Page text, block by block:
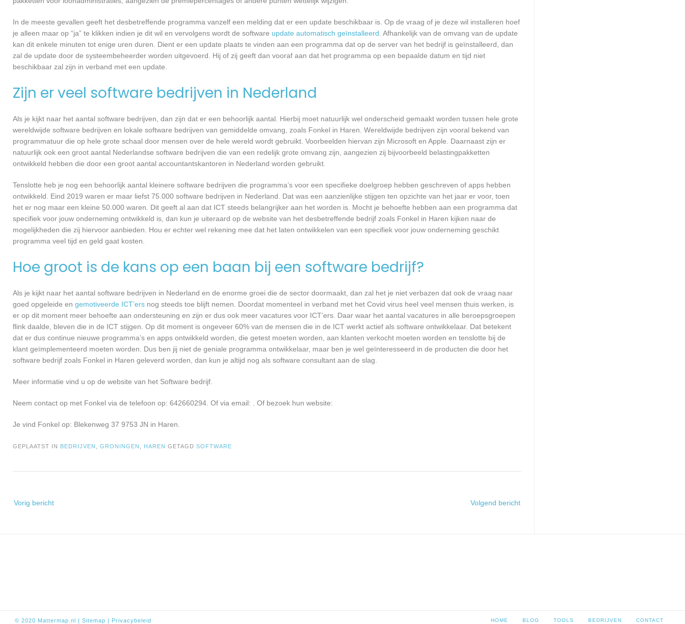
In de meeste gevallen geeft het desbetreffende programma vanzelf een melding dat er een update beschikbaar is. Op de vraag of je deze wil installeren hoef
je alleen maar op “ja” te klikken indien je dit wil en vervolgens wordt de software update automatisch geïnstalleerd . Afhankelijk van de omvang van de update
kan dit enkele minuten tot enige uren duren. Dient er een update plaats te vinden aan een programma dat op de server van het bedrijf is geïnstalleerd, dan
zal de update door de systeembeheerder worden uitgevoerd. Hij of zij geeft dan vooraf aan dat het programma op een bepaalde datum en tijd niet
beschikbaar zal zijn in verband met een update.
Zijn er veel software bedrijven in Nederland
Als je kijkt naar het aantal software bedrijven, dan zijn dat er een behoorlijk aantal. Hierbij moet natuurlijk wel onderscheid gemaakt worden tussen hele grote
wereldwijde software bedrijven en lokale software bedrijven van gemiddelde omvang, zoals Fonkel in Haren. Wereldwijde bedrijven zijn vooral bekend van
programmatuur die op hele grote schaal door mensen over de hele wereld wordt gebruikt. Voorbeelden hiervan zijn Microsoft en Apple. Daarnaast zijn er
natuurlijk ook een groot aantal Nederlandse software bedrijven die van een redelijk grote omvang zijn, aangezien zij bijvoorbeeld belastingpakketten
ontwikkeld hebben die door een groot aantal accountantskantoren in Nederland worden gebruikt.
Tenslotte heb je nog een behoorlijk aantal kleinere software bedrijven die programma’s voor een specifieke doelgroep hebben geschreven of apps hebben
ontwikkeld. Eind 2019 waren er maar liefst 75.000 software bedrijven in Nederland. Dat was een aanzienlijke stijgen ten opzichte van het jaar er voor, toen
het er nog maar een kleine 50.000 waren. Dit geeft al aan dat ICT steeds belangrijker aan het worden is. Mocht je behoefte hebben aan een programma dat
specifiek voor jouw onderneming ontwikkeld is, dan kun je uiteraard op de website van het desbetreffende bedrijf zoals Fonkel in Haren kijken naar de
mogelijkheden die zij hiervoor aanbieden. Hou er echter wel rekening mee dat het laten ontwikkelen van een specifiek voor jouw onderneming geschikt
programma veel tijd en geld gaat kosten.
Hoe groot is de kans op een baan bij een software bedrijf?
Als je kijkt naar het aantal software bedrijven in Nederland en de enorme groei die de sector doormaakt, dan zal het je niet verbazen dat ook de vraag naar
goed opgeleide en gemotiveerde ICT’ers nog steeds toe blijft nemen. Doordat momenteel in verband met het Covid virus heel veel mensen thuis werken, is
er op dit moment meer behoefte aan ondersteuning en zijn er dus ook meer vacatures voor ICT’ers. Daar waar het aantal vacatures in alle beroepsgroepen
flink daalde, bleven die in de ICT stijgen. Op dit moment is ongeveer 60% van de mensen die in de ICT werkt actief als software ontwikkelaar. Dat betekent
dat er dus continue nieuwe programma’s en apps ontwikkeld worden, die getest moeten worden, aan klanten verkocht moeten worden en tenslotte bij de
klant geïmplementeerd moeten worden. Dus ben jij niet de geniale programma ontwikkelaar, maar ben je wel geïnteresseerd in de producten die door het
software bedrijf zoals Fonkel in Haren geleverd worden, dan kun je altijd nog als software consultant aan de slag.
Meer informatie vind u op de website van het Software bedrijf.
Neem contact op met Fonkel via de telefoon op: 642660294. Of via email: . Of bezoek hun website:
Je vind Fonkel op: Blekenweg 37 9753 JN in Haren.
GEPLAATST IN BEDRIJVEN GRONINGEN HAREN GETAGD SOFTWARE
navigatie
Vorig bericht Volgend bericht
© 2020 Mattermap.nl | Sitemap | Privacybeleid HOME BLOG TOOLS BEDRIJVEN CONTACT